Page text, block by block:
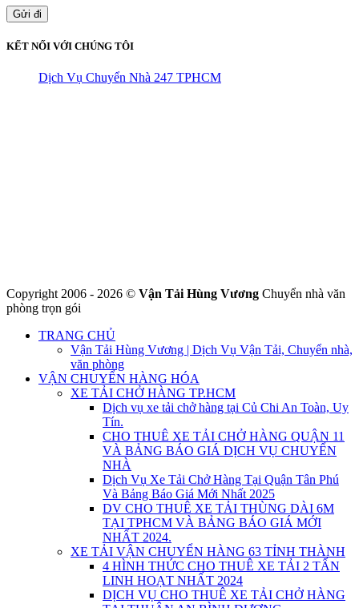
KẾT NỐI VỚI CHÚNG TÔI
Dịch Vụ Chuyển Nhà 247 TPHCM
Copyright 2006 - 2026 © Vận Tải Hùng Vương Chuyển nhà văn
phòng trọn gói
TRANG CHỦ
Vận Tải Hùng Vương | Dịch Vụ Vận Tải, Chuyển nhà,
văn phòng
VẬN CHUYỂN HÀNG HÓA
XE TẢI CHỞ HÀNG TP.HCM
Dịch vụ xe tải chở hàng tại Củ Chi An Toàn, Uy
Tín.
CHO THUÊ XE TẢI CHỞ HÀNG QUẬN 11
VÀ BẢNG BÁO GIÁ DỊCH VỤ CHUYỂN
NHÀ
Dịch Vụ Xe Tải Chở Hàng Tại Quận Tân Phú
Và Bảng Báo Giá Mới Nhất 2025
DV CHO THUÊ XE TẢI THÙNG DÀI 6M
TẠI TPHCM VÀ BẢNG BÁO GIÁ MỚI
NHẤT 2024.
XE TẢI VẬN CHUYỂN HÀNG 63 TỈNH THÀNH
4 HÌNH THỨC CHO THUÊ XE TẢI 2 TẤN
LINH HOẠT NHẤT 2024
DỊCH VỤ CHO THUÊ XE TẢI CHỞ HÀNG